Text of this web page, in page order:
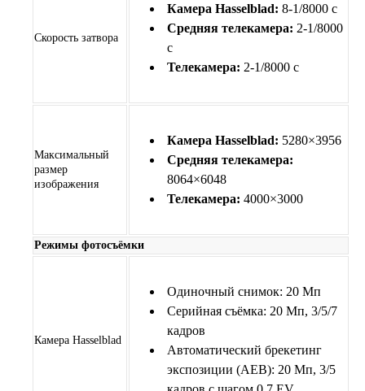
Скорость затвора
Камера Hasselblad: 8-1/8000 с
Средняя телекамера: 2-1/8000
с
Телекамера: 2-1/8000 с
Максимальный
размер
изображения
Камера Hasselblad: 5280×3956
Средняя телекамера:
8064×6048
Телекамера: 4000×3000
Режимы фотосъёмки
Камера Hasselblad
Одиночный снимок: 20 Мп
Серийная съёмка: 20 Мп, 3/5/7
кадров
Автоматический брекетинг
экспозиции (AEB): 20 Мп, 3/5